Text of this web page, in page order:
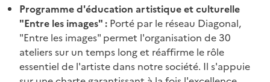
Programme d'éducation artistique et culturelle
"Entre les images" : Porté par le réseau Diagonal,
"Entre les images" permet l'organisation de 30
ateliers sur un temps long et réaffirme le rôle
essentiel de l'artiste dans notre société. Il s'appuie